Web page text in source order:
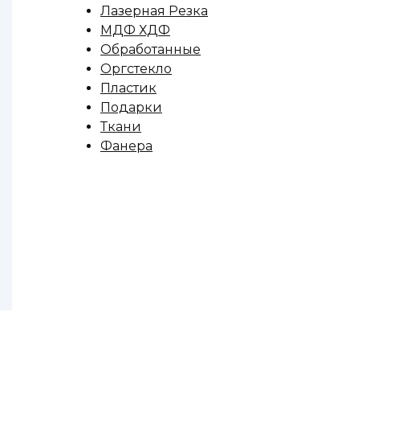
Лазерная Резка
МДФ ХДФ
Обработанные
Оргстекло
Пластик
Подарки
Ткани
Фанера